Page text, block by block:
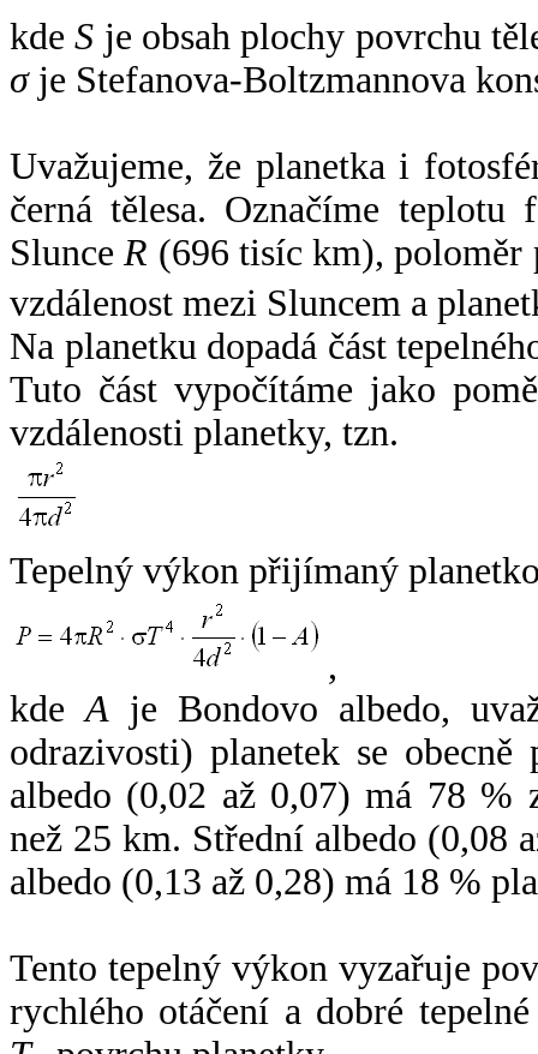
kdeS je obsah plochy povrchu
σje Stefanova-Boltzmannova
Uvažujeme, že planetka i
černá tělesa. Označíme
SlunceR (696 tisíc km),
vzdálenost mezi Sluncem a
Na planetku dopadá část
Tuto část vypočítáme jako
vzdálenosti planetky, tzn.
Tepelný výkon přijímaný
,
kdeA je Bondovo albedo,
odrazivosti) planetek se
albedo (0,02 až 0,07) má 78 %
než 25 km. Střední albedo (0,08
albedo (0,13 až 0,28) má 18 %
Tento tepelný výkon vyzařuje
rychlého otáčení a dobré